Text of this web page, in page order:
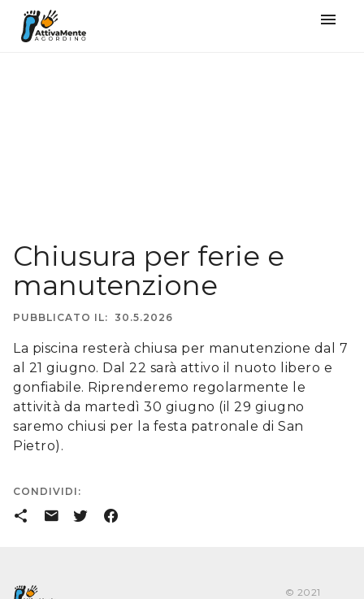
󰍜
CONDIVIDI:
󰒗 󰇮 󰕄 󰈌
La piscina resterà chiusa per manutenzione dal 7
al 21 giugno. Dal 22 sarà attivo il nuoto libero e
gonfiabile. Riprenderemo regolarmente le
attività da martedì 30 giugno (il 29 giugno
saremo chiusi per la festa patronale di San
Pietro).
Chiusura per ferie e
manutenzione
PUBBLICATO IL: 30.5.2026
© 2021